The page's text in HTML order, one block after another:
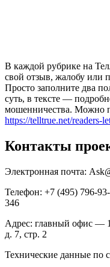
В каждой рубрике на
свой отзыв, жалобу или
Просто заполните два
суть, в тексте —
мошенничества. Можно
https://telltrue.net/readers-
Контакты
Электронная почта:
Телефон: +7 (495) 796-
346
Адрес: главный офис —
д. 7, стр. 2
Технические данные по